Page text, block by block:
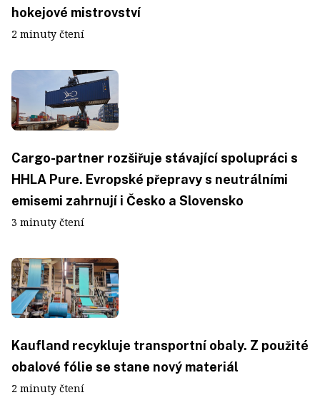
hokejové mistrovství
2 minuty čtení
Cargo-partner rozšiřuje stávající spolupráci s
HHLA Pure. Evropské přepravy s neutrálními
emisemi zahrnují i Česko a Slovensko
3 minuty čtení
Kaufland recykluje transportní obaly. Z použité
obalové fólie se stane nový materiál
2 minuty čtení